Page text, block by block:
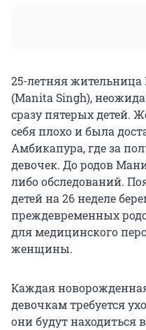
25-летняя
(Manita Singh),
сразу пятерых детей.
себя плохо и была
Амбикапура, где за
девочек. До родов
либо обследований.
детей на 26 неделе
преждевременных
для медицинского
женщины.
Каждая
девочкам требуется
они будут находиться